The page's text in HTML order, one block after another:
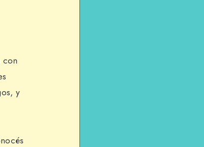
con
y